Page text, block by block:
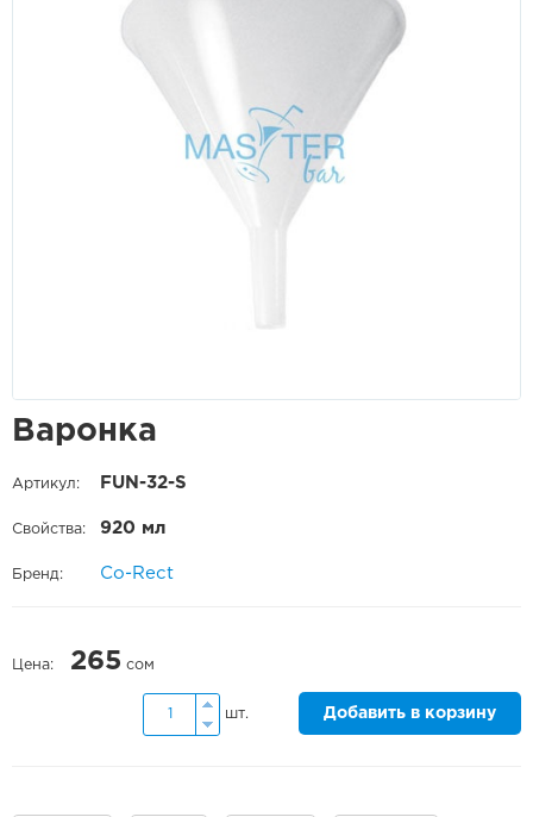
Варонка
Артикул: FUN-32-S
Свойства: 920 мл
Бренд: Co-Rect
Цена: 265 сом
шт. Добавить в корзину